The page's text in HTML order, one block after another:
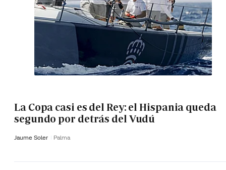
La Copa casi es del Rey: el Hispania queda
segundo por detrás del Vudú
Jaume Soler Palma